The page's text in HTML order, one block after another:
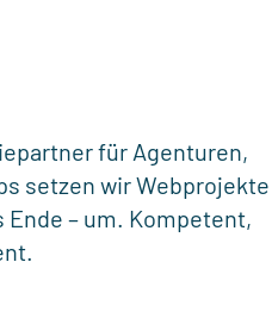
für Agenturen,
setzen wir Webprojekte
Ende – um. Kompetent,